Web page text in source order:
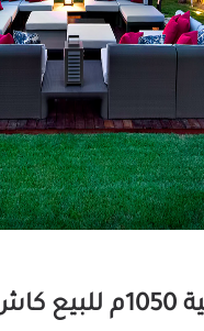
فيلا سكنية 1050م